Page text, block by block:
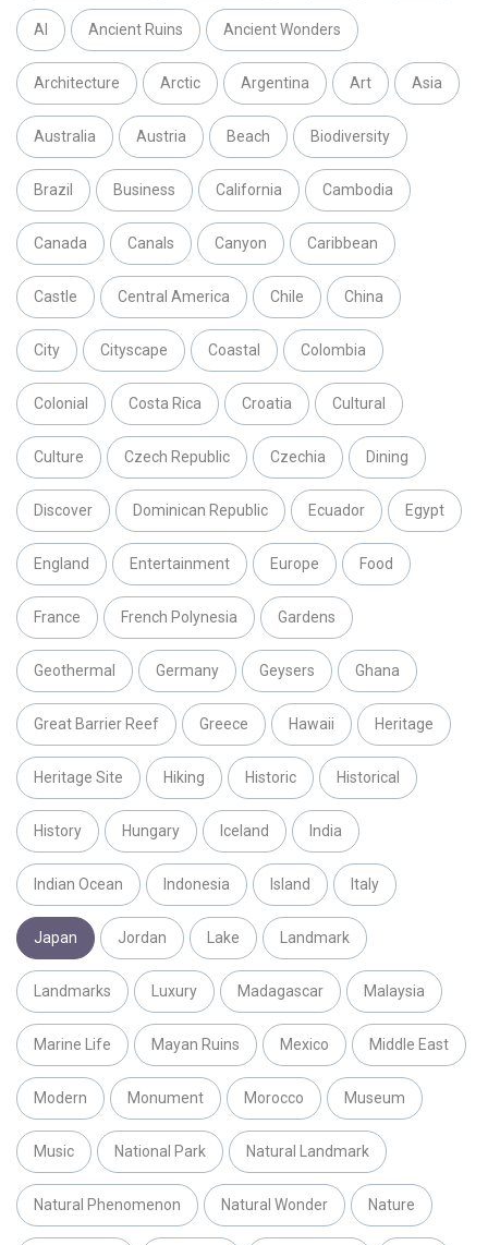
AI Ancient Ruins Ancient Wonders
Architecture Arctic Argentina Art Asia
Australia Austria Beach Biodiversity
Brazil Business California Cambodia
Canada Canals Canyon Caribbean
Castle Central America Chile China
City Cityscape Coastal Colombia
Colonial Costa Rica Croatia Cultural
Culture Czech Republic Czechia Dining
Discover Dominican Republic Ecuador Egypt
England Entertainment Europe Food
France French Polynesia Gardens
Geothermal Germany Geysers Ghana
Great Barrier Reef Greece Hawaii Heritage
Heritage Site Hiking Historic Historical
History Hungary Iceland India
Indian Ocean Indonesia Island Italy
Japan Jordan Lake Landmark
Landmarks Luxury Madagascar Malaysia
Marine Life Mayan Ruins Mexico Middle East
Modern Monument Morocco Museum
Music National Park Natural Landmark
Natural Phenomenon Natural Wonder Nature